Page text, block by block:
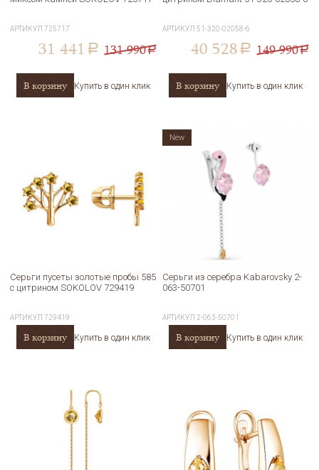
АРТИКУЛ725717
31 441 a 131 990a
В корзину Купить в один клик
АРТИКУЛ51-320-02058-6
40 528 a 149 990a
В корзину Купить в один клик
Серьги пусеты золотые пробы 585
с цитрином SOKOLOV 729419
АРТИКУЛ729419
В корзину Купить в один клик
Серьги из серебра Kabarovsky 2-
063-50701
АРТИКУЛ 2-063-50701
В корзину Купить в один клик
New